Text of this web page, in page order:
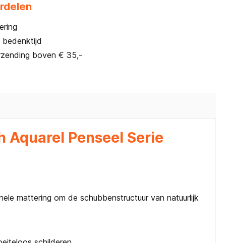
boven € 35,-
Aquarel Penseel Serie
mattering om de schubbenstructuur van natuurlijk